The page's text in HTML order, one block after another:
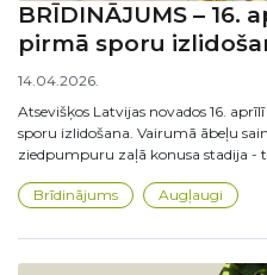
BRĪDINĀJUMS –
pirmā sporu
14.04.2026.
Atsevišķos Latvijas novados 16.
sporu izlidošana. Vairumā ābeļu
ziedpumpuru zaļā konusa stadija -
Brīdinājums Augļaugi